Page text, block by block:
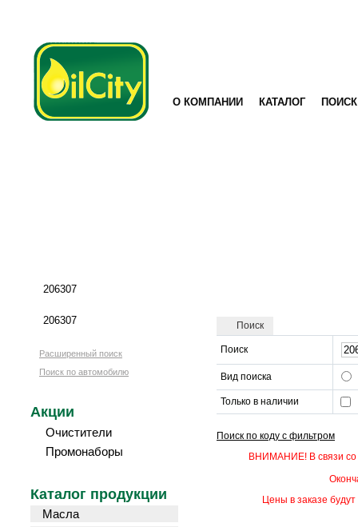
О КОМПАНИИ КАТАЛОГ ПОИСК
Расширенный поиск
Поиск по автомобилю
Акции
Очистители
Промонаборы
Каталог продукции
Масла
Поиск
Поиск
Вид поиска
Только в наличии
Поиск по коду с фильтром
ВНИМАНИЕ! В связи со
Цены в заказе